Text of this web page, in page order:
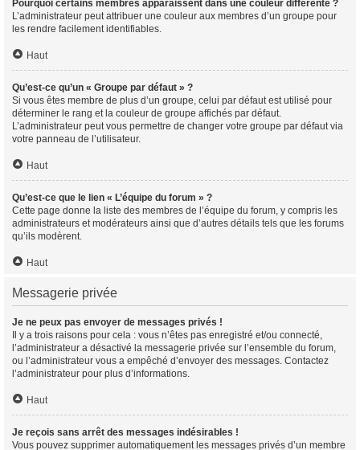
Pourquoi certains membres apparaissent dans une couleur différente ?
L’administrateur peut attribuer une couleur aux membres d’un groupe pour
les rendre facilement identifiables.
Haut
Qu’est-ce qu’un « Groupe par défaut » ?
Si vous êtes membre de plus d’un groupe, celui par défaut est utilisé pour
déterminer le rang et la couleur de groupe affichés par défaut.
L’administrateur peut vous permettre de changer votre groupe par défaut via
votre panneau de l’utilisateur.
Haut
Qu’est-ce que le lien « L’équipe du forum » ?
Cette page donne la liste des membres de l’équipe du forum, y compris les
administrateurs et modérateurs ainsi que d’autres détails tels que les forums
qu’ils modèrent.
Haut
Messagerie privée
Je ne peux pas envoyer de messages privés !
Il y a trois raisons pour cela : vous n’êtes pas enregistré et/ou connecté,
l’administrateur a désactivé la messagerie privée sur l’ensemble du forum,
ou l’administrateur vous a empêché d’envoyer des messages. Contactez
l’administrateur pour plus d’informations.
Haut
Je reçois sans arrêt des messages indésirables !
Vous pouvez supprimer automatiquement les messages privés d’un membre